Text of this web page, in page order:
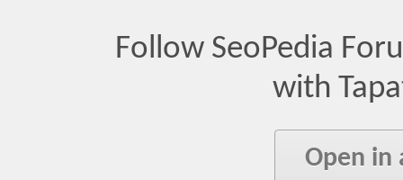
Follow SeoPedia
with
Open in